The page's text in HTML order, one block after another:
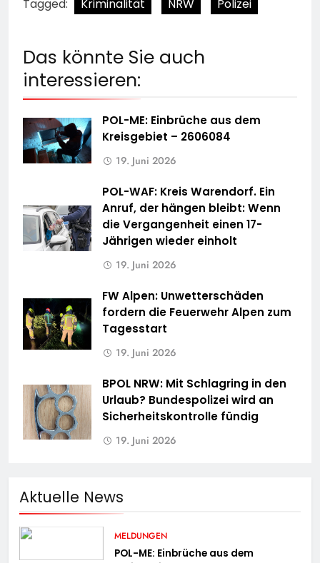
Tagged: Kriminalität NRW Polizei
Das könnte Sie auch
interessieren:
POL-ME: Einbrüche aus dem
Kreisgebiet – 2606084
19. Juni 2026
POL-WAF: Kreis Warendorf. Ein
Anruf, der hängen bleibt: Wenn
die Vergangenheit einen 17-
Jährigen wieder einholt
19. Juni 2026
FW Alpen: Unwetterschäden
fordern die Feuerwehr Alpen zum
Tagesstart
19. Juni 2026
BPOL NRW: Mit Schlagring in den
Urlaub? Bundespolizei wird an
Sicherheitskontrolle fündig
19. Juni 2026
Aktuelle News
MELDUNGEN
POL-ME: Einbrüche aus dem